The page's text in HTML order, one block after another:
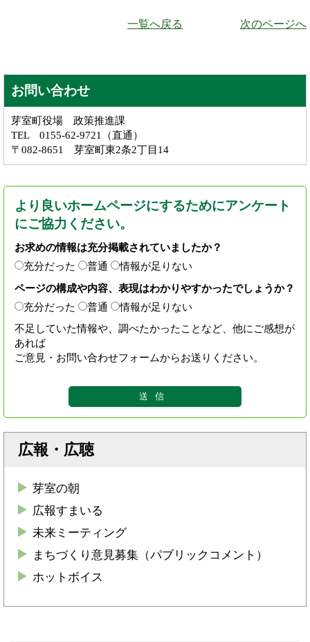
一覧へ戻る 次のページへ
お問い合わせ
芽室町役場 政策推進課
TEL 0155-62-9721（直通）
〒082-8651 芽室町東2条2丁目14
より良いホームページにするためにアンケート
にご協力ください。
お求めの情報は充分掲載されていましたか？
充分だった
普通
情報が足りない
ページの構成や内容、表現はわかりやすかったでしょうか？
充分だった
普通
情報が足りない
不足していた情報や、調べたかったことなど、他にご感想が
あれば
ご意見・お問い合わせフォームからお送りください。
広報・広聴
芽室の朝
広報すまいる
未来ミーティング
まちづくり意見募集（パブリックコメント）
ホットボイス